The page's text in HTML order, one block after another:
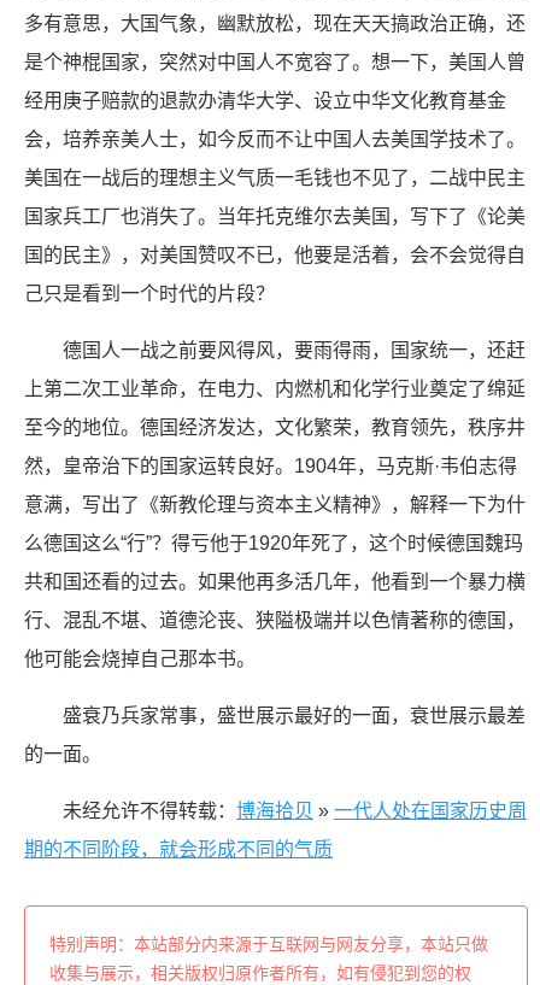
多有意思，大国气象，幽默放松，现在天天搞政治正确，还
是个神棍国家，突然对中国人不宽容了。想一下，美国人曾
经用庚子赔款的退款办清华大学、设立中华文化教育基金
会，培养亲美人士，如今反而不让中国人去美国学技术了。
美国在一战后的理想主义气质一毛钱也不见了，二战中民主
国家兵工厂也消失了。当年托克维尔去美国，写下了《论美
国的民主》，对美国赞叹不已，他要是活着，会不会觉得自
己只是看到一个时代的片段？
德国人一战之前要风得风，要雨得雨，国家统一，还赶
上第二次工业革命，在电力、内燃机和化学行业奠定了绵延
至今的地位。德国经济发达，文化繁荣，教育领先，秩序井
然，皇帝治下的国家运转良好。1904年，马克斯·韦伯志得
意满，写出了《新教伦理与资本主义精神》，解释一下为什
么德国这么“行”？得亏他于1920年死了，这个时候德国魏玛
共和国还看的过去。如果他再多活几年，他看到一个暴力横
行、混乱不堪、道德沦丧、狭隘极端并以色情著称的德国，
他可能会烧掉自己那本书。
盛衰乃兵家常事，盛世展示最好的一面，衰世展示最差
的一面。
未经允许不得转载： 博海拾贝 » 一代人处在国家历史周
期的不同阶段，就会形成不同的气质
特别声明：本站部分内来源于互联网与网友分享，本站只做
收集与展示，相关版权归原作者所有，如有侵犯到您的权